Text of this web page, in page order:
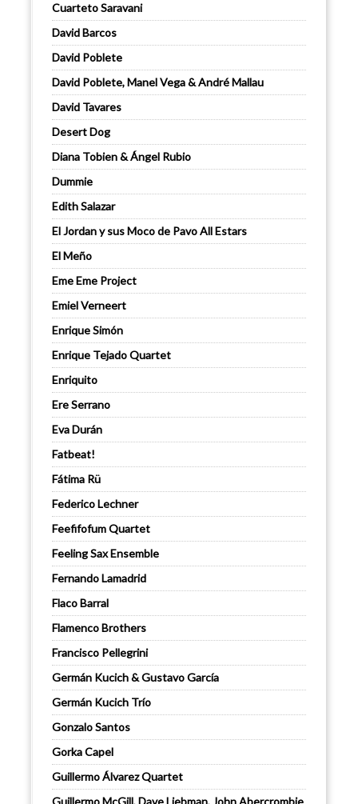
Cuarteto Saravani
David Barcos
David Poblete
David Poblete, Manel Vega & André Mallau
David Tavares
Desert Dog
Diana Tobien & Ángel Rubio
Dummie
Edith Salazar
El Jordan y sus Moco de Pavo All Estars
El Meño
Eme Eme Project
Emiel Verneert
Enrique Simón
Enrique Tejado Quartet
Enriquito
Ere Serrano
Eva Durán
Fatbeat!
Fátima Rü
Federico Lechner
Feefifofum Quartet
Feeling Sax Ensemble
Fernando Lamadrid
Flaco Barral
Flamenco Brothers
Francisco Pellegrini
Germán Kucich & Gustavo García
Germán Kucich Trío
Gonzalo Santos
Gorka Capel
Guillermo Álvarez Quartet